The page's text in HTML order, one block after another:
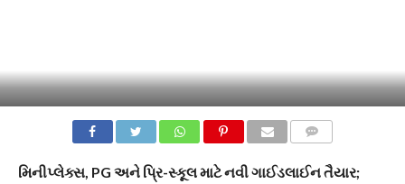
મિનીપ્લેક્સ, PG અને પ્રિ-સ્કૂલ માટે નવી ગાઈડલાઈન તૈયાર;